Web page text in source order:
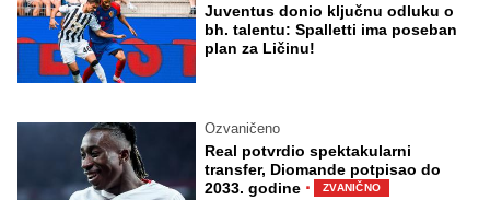
Juventus donio ključnu odluku o
bh. talentu: Spalletti ima poseban
plan za Ličinu!
Ozvaničeno
Real potvrdio spektakularni
transfer, Diomande potpisao do
2033. godine · ZVANIČNO